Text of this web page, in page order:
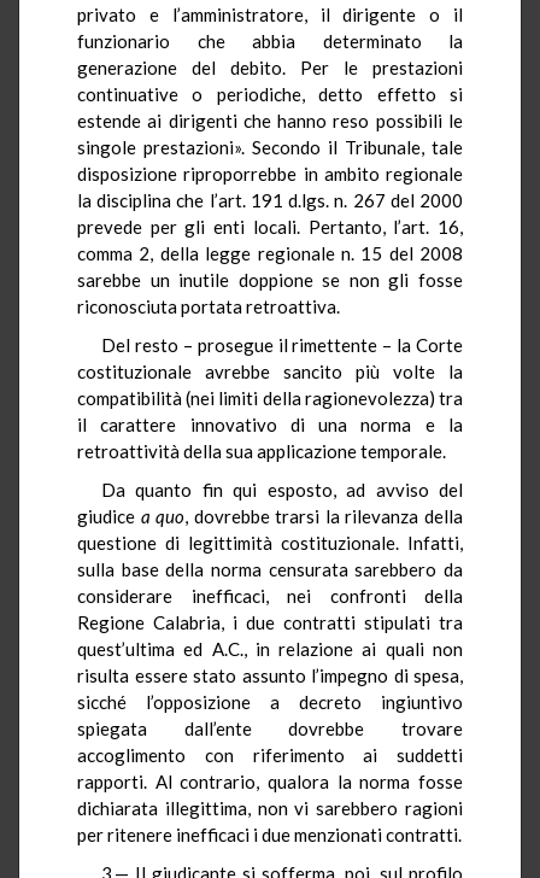
privato e l’amministratore, il dirigente o il
funzionario che abbia determinato la
generazione del debito. Per le prestazioni
continuative o periodiche, detto effetto si
estende ai dirigenti che hanno reso possibili le
singole prestazioni». Secondo il Tribunale, tale
disposizione riproporrebbe in ambito regionale
la disciplina che l’art. 191 d.lgs. n. 267 del 2000
prevede per gli enti locali. Pertanto, l’art. 16,
comma 2, della legge regionale n. 15 del 2008
sarebbe un inutile doppione se non gli fosse
riconosciuta portata retroattiva.
Del resto – prosegue il rimettente – la Corte
costituzionale avrebbe sancito più volte la
compatibilità (nei limiti della ragionevolezza) tra
il carattere innovativo di una norma e la
retroattività della sua applicazione temporale.
Da quanto fin qui esposto, ad avviso del
giudice a quo, dovrebbe trarsi la rilevanza della
questione di legittimità costituzionale. Infatti,
sulla base della norma censurata sarebbero da
considerare inefficaci, nei confronti della
Regione Calabria, i due contratti stipulati tra
quest’ultima ed A.C., in relazione ai quali non
risulta essere stato assunto l’impegno di spesa,
sicché l’opposizione a decreto ingiuntivo
spiegata dall’ente dovrebbe trovare
accoglimento con riferimento ai suddetti
rapporti. Al contrario, qualora la norma fosse
dichiarata illegittima, non vi sarebbero ragioni
per ritenere inefficaci i due menzionati contratti.
3.— Il giudicante si sofferma, poi, sul profilo